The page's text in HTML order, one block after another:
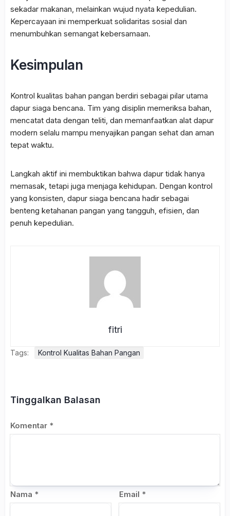
sekadar makanan, melainkan wujud nyata kepedulian.
Kepercayaan ini memperkuat solidaritas sosial dan
menumbuhkan semangat kebersamaan.
Kesimpulan
Kontrol kualitas bahan pangan berdiri sebagai pilar utama
dapur siaga bencana. Tim yang disiplin memeriksa bahan,
mencatat data dengan teliti, dan memanfaatkan alat dapur
modern selalu mampu menyajikan pangan sehat dan aman
tepat waktu.
Langkah aktif ini membuktikan bahwa dapur tidak hanya
memasak, tetapi juga menjaga kehidupan. Dengan kontrol
yang konsisten, dapur siaga bencana hadir sebagai
benteng ketahanan pangan yang tangguh, efisien, dan
penuh kepedulian.
fitri
Tags: Kontrol Kualitas Bahan Pangan
Tinggalkan Balasan
Komentar *
Nama * Email *